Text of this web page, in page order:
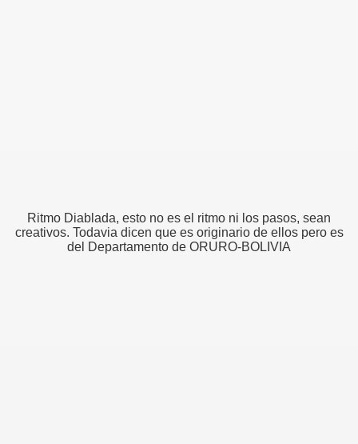
Ritmo Diablada, esto no es el ritmo ni los pasos, sean
creativos. Todavia dicen que es originario de ellos pero es
del Departamento de ORURO-BOLIVIA